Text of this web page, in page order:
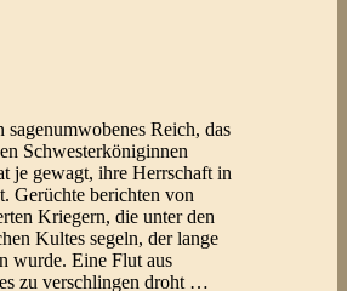
Reich, das
Schwesterköniginnen
je gewagt, ihre Herrschaft in
Gerüchte berichten von
Kriegern, die unter den
Kultes segeln, der lange
wurde. Eine Flut aus
zu verschlingen droht …